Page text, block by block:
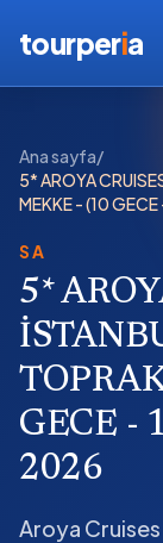
tourperia
Ana sayfa/
5* AROYA
MEKKE - (10
SA
5*
GECE -
2026
Aroya